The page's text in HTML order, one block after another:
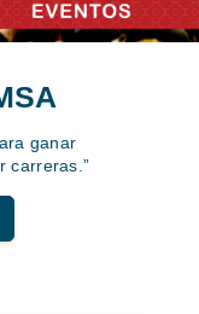
ganar
carreras.”